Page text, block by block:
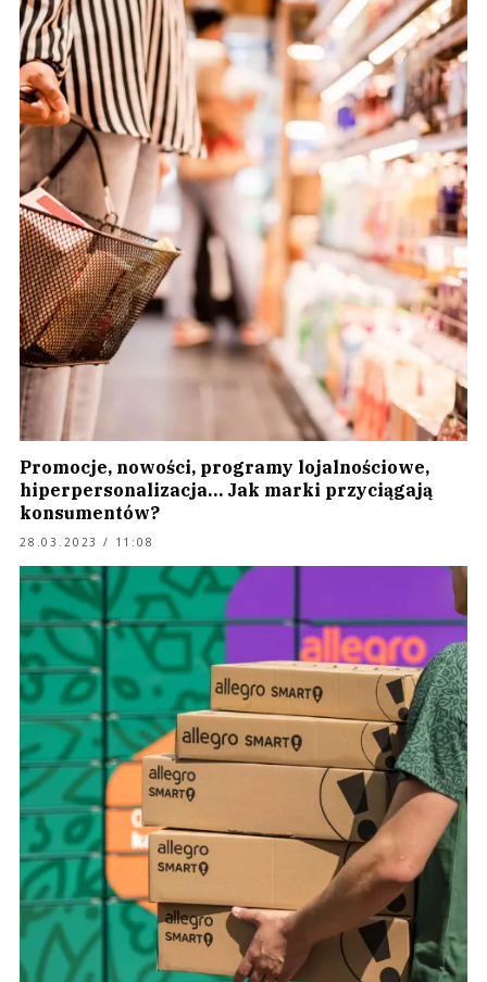
Promocje, nowości, programy lojalnościowe,
hiperpersonalizacja… Jak marki przyciągają
konsumentów?
28.03.2023 / 11:08